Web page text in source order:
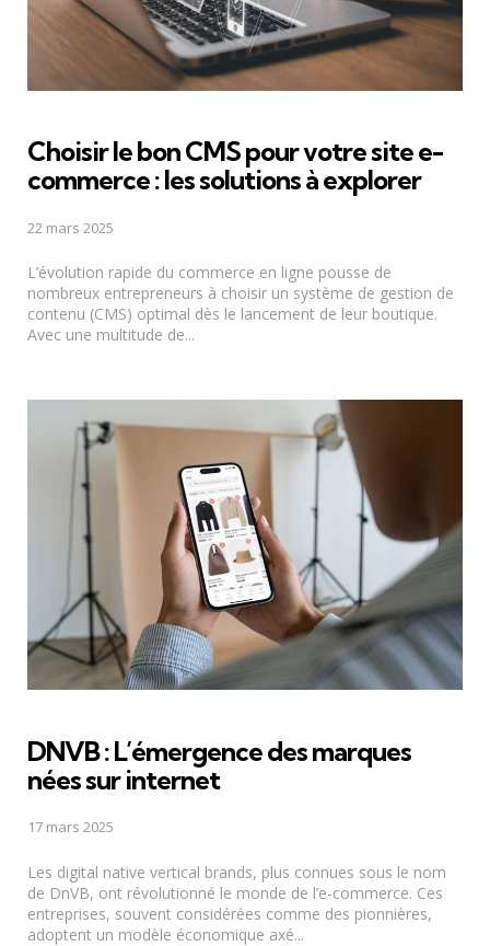
Choisir le bon CMS pour votre site e-
commerce : les solutions à explorer
22 mars 2025
L’évolution rapide du commerce en ligne pousse de
nombreux entrepreneurs à choisir un système de gestion de
contenu (CMS) optimal dès le lancement de leur boutique.
Avec une multitude de...
DNVB : L’émergence des marques
nées sur internet
17 mars 2025
Les digital native vertical brands, plus connues sous le nom
de DnVB, ont révolutionné le monde de l’e-commerce. Ces
entreprises, souvent considérées comme des pionnières,
adoptent un modèle économique axé...